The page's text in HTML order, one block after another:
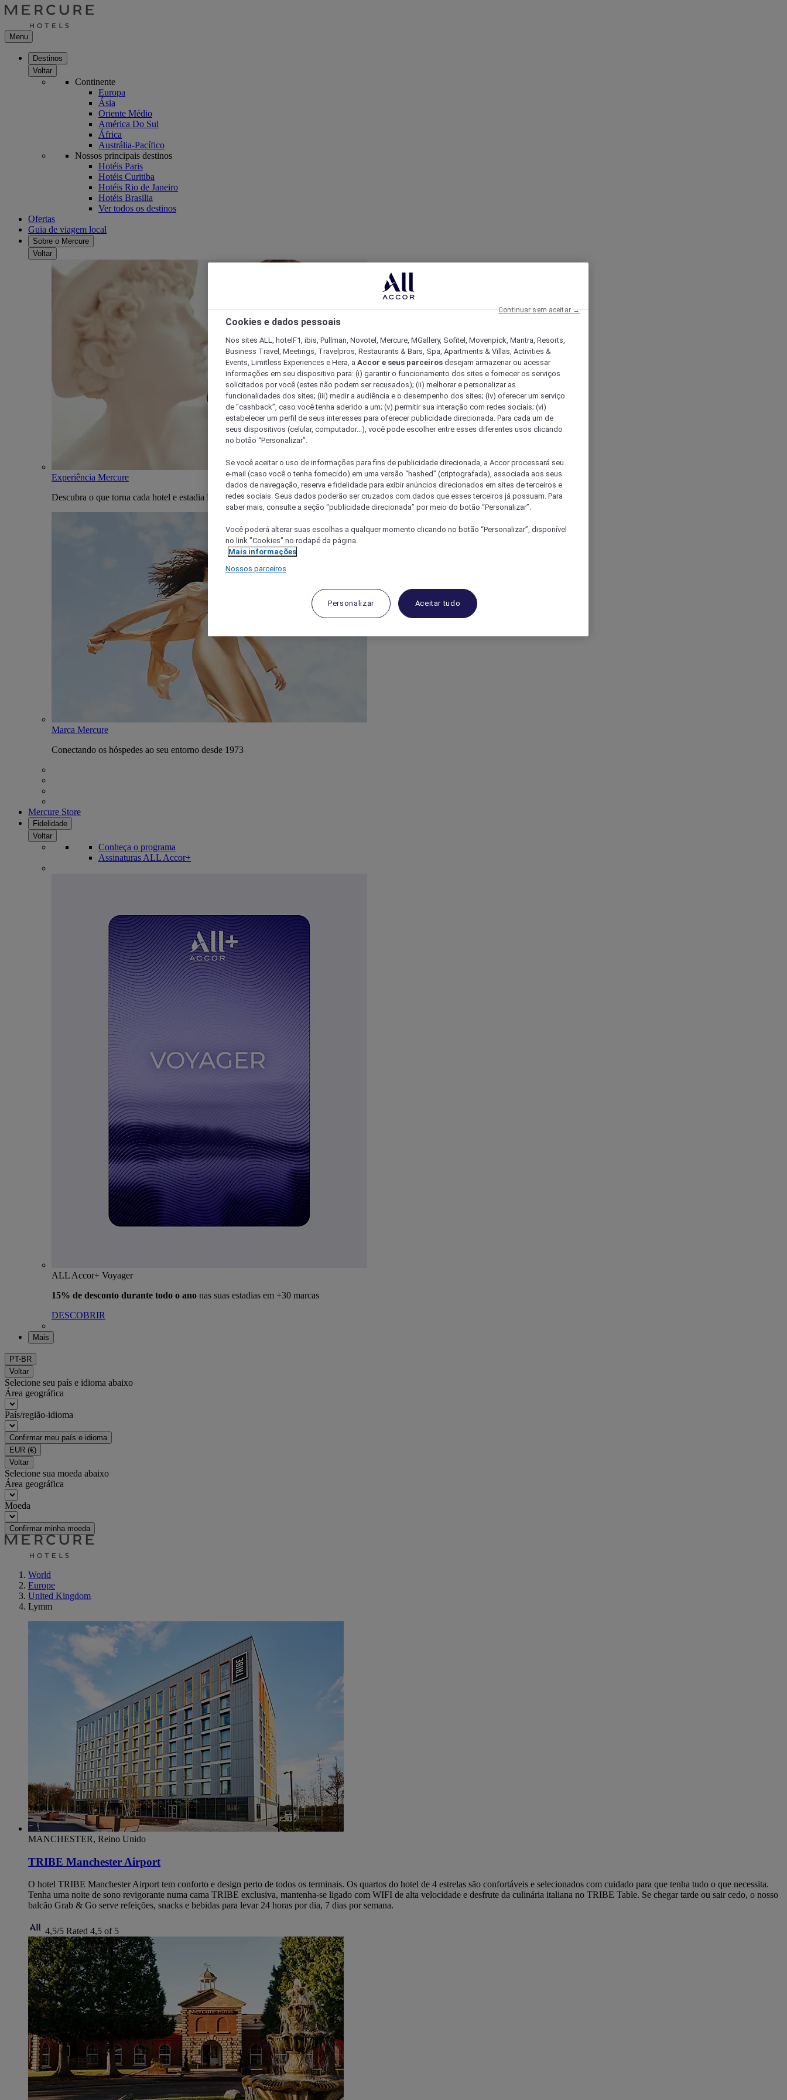
Menu
Destinos
Voltar
Continente
Europa
Ásia
Oriente Médio
América Do Sul
África
Austrália-Pacífico
Nossos principais destinos
Hotéis Paris
Hotéis Curitiba
Hotéis Rio de Janeiro
Hotéis Brasilia
Ver todos os destinos
Ofertas
Guia de viagem local
Sobre o Mercure
Voltar
Experiência Mercure
Descubra o que torna cada hotel e estadia Mercure única
Marca Mercure
Conectando os hóspedes ao seu entorno desde 1973
Mercure Store
Fidelidade
Voltar
Conheça o programa
Assinaturas ALL Accor+
ALL Accor+ Voyager
15% de desconto durante todo o ano nas suas estadias em +30 marcas
DESCOBRIR
Mais
PT-BR
Voltar
Selecione seu país e idioma abaixo
Área geográfica
País/região-idioma
Confirmar meu país e idioma
EUR (€)
Voltar
Selecione sua moeda abaixo
Área geográfica
Moeda
Confirmar minha moeda
World
Europe
United Kingdom
Lymm
MANCHESTER, Reino Unido
TRIBE Manchester Airport
O hotel TRIBE Manchester Airport tem conforto e design perto de todos os terminais. Os quartos do hotel de 4 estrelas são confortáveis e selecionados com cuidado para que tenha tudo o que necessita.
Tenha uma noite de sono revigorante numa cama TRIBE exclusiva, mantenha-se ligado com WIFI de alta velocidade e desfrute da culinária italiana no TRIBE Table. Se chegar tarde ou sair cedo, o nosso
balcão Grab & Go serve refeições, snacks e bebidas para levar 24 horas por dia, 7 dias por semana.
4,5/5 Rated 4,5 of 5
Cookies e dados pessoais
Nos sites ALL, hotelF1, ibis, Pullman, Novotel, Mercure, MGallery, Sofitel, Movenpick, Mantra, Resorts,
Business Travel, Meetings, Travelpros, Restaurants & Bars, Spa, Apartments & Villas, Activities &
Events, Limitless Experiences e Hera, a Accor e seus parceiros desejam armazenar ou acessar
informações em seu dispositivo para: (i) garantir o funcionamento dos sites e fornecer os serviços
solicitados por você (estes não podem ser recusados); (ii) melhorar e personalizar as
funcionalidades dos sites; (iii) medir a audiência e o desempenho dos sites; (iv) oferecer um serviço
de “cashback”, caso você tenha aderido a um; (v) permitir sua interação com redes sociais; (vi)
estabelecer um perfil de seus interesses para oferecer publicidade direcionada. Para cada um de
seus dispositivos (celular, computador...), você pode escolher entre esses diferentes usos clicando
no botão “Personalizar”.
Se você aceitar o uso de informações para fins de publicidade direcionada, a Accor processará seu
e-mail (caso você o tenha fornecido) em uma versão “hashed” (criptografada), associada aos seus
dados de navegação, reserva e fidelidade para exibir anúncios direcionados em sites de terceiros e
redes sociais. Seus dados poderão ser cruzados com dados que esses terceiros já possuam. Para
saber mais, consulte a seção “publicidade direcionada” por meio do botão “Personalizar”.
Você poderá alterar suas escolhas a qualquer momento clicando no botão “Personalizar”, disponível
no link "Cookies" no rodapé da página.
Mais informações
Nossos parceiros
Personalizar Aceitar tudo
Continuar sem aceitar →